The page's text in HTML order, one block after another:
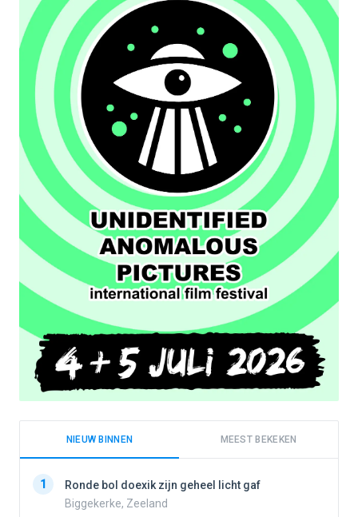
NIEUW BINNEN MEEST BEKEKEN
1
Ronde bol doexik zijn geheel licht gaf
Biggekerke, Zeeland